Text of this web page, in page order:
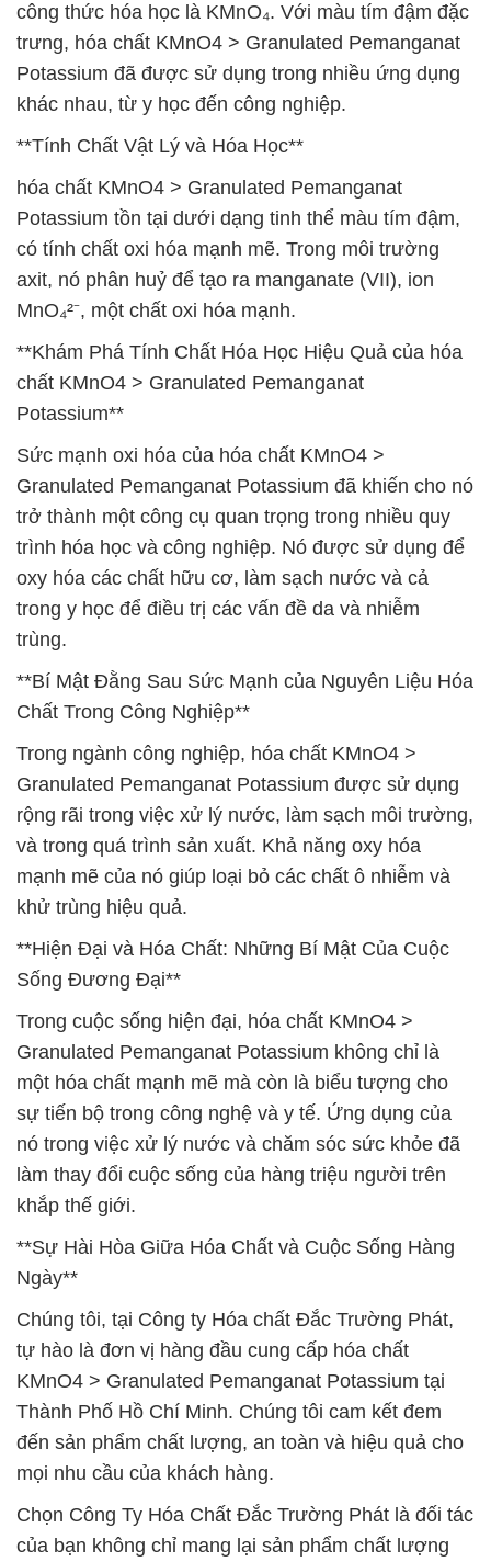
công thức hóa học là KMnO₄. Với màu tím đậm đặc
trưng, hóa chất KMnO4 > Granulated Pemanganat
Potassium đã được sử dụng trong nhiều ứng dụng
khác nhau, từ y học đến công nghiệp.
**Tính Chất Vật Lý và Hóa Học**
hóa chất KMnO4 > Granulated Pemanganat
Potassium tồn tại dưới dạng tinh thể màu tím đậm,
có tính chất oxi hóa mạnh mẽ. Trong môi trường
axit, nó phân huỷ để tạo ra manganate (VII), ion
MnO₄²⁻, một chất oxi hóa mạnh.
**Khám Phá Tính Chất Hóa Học Hiệu Quả của hóa
chất KMnO4 > Granulated Pemanganat
Potassium**
Sức mạnh oxi hóa của hóa chất KMnO4 >
Granulated Pemanganat Potassium đã khiến cho nó
trở thành một công cụ quan trọng trong nhiều quy
trình hóa học và công nghiệp. Nó được sử dụng để
oxy hóa các chất hữu cơ, làm sạch nước và cả
trong y học để điều trị các vấn đề da và nhiễm
trùng.
**Bí Mật Đằng Sau Sức Mạnh của Nguyên Liệu Hóa
Chất Trong Công Nghiệp**
Trong ngành công nghiệp, hóa chất KMnO4 >
Granulated Pemanganat Potassium được sử dụng
rộng rãi trong việc xử lý nước, làm sạch môi trường,
và trong quá trình sản xuất. Khả năng oxy hóa
mạnh mẽ của nó giúp loại bỏ các chất ô nhiễm và
khử trùng hiệu quả.
**Hiện Đại và Hóa Chất: Những Bí Mật Của Cuộc
Sống Đương Đại**
Trong cuộc sống hiện đại, hóa chất KMnO4 >
Granulated Pemanganat Potassium không chỉ là
một hóa chất mạnh mẽ mà còn là biểu tượng cho
sự tiến bộ trong công nghệ và y tế. Ứng dụng của
nó trong việc xử lý nước và chăm sóc sức khỏe đã
làm thay đổi cuộc sống của hàng triệu người trên
khắp thế giới.
**Sự Hài Hòa Giữa Hóa Chất và Cuộc Sống Hàng
Ngày**
Chúng tôi, tại Công ty Hóa chất Đắc Trường Phát,
tự hào là đơn vị hàng đầu cung cấp hóa chất
KMnO4 > Granulated Pemanganat Potassium tại
Thành Phố Hồ Chí Minh. Chúng tôi cam kết đem
đến sản phẩm chất lượng, an toàn và hiệu quả cho
mọi nhu cầu của khách hàng.
Chọn Công Ty Hóa Chất Đắc Trường Phát là đối tác
của bạn không chỉ mang lại sản phẩm chất lượng